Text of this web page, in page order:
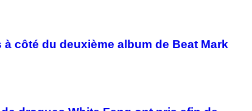
côté du deuxième album de Beat Mark